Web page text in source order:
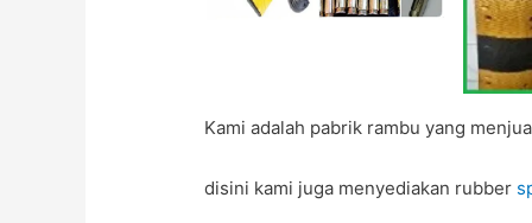
Kami adalah pabrik rambu yang
disini kami juga menyediakan rubber